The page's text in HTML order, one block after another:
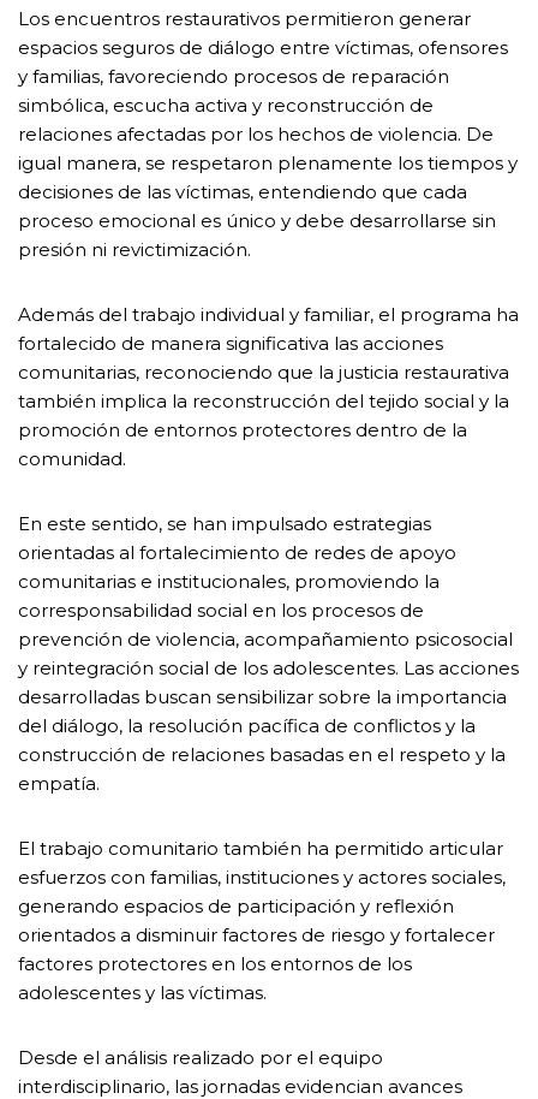
Los encuentros restaurativos permitieron generar
espacios seguros de diálogo entre víctimas, ofensores
y familias, favoreciendo procesos de reparación
simbólica, escucha activa y reconstrucción de
relaciones afectadas por los hechos de violencia. De
igual manera, se respetaron plenamente los tiempos y
decisiones de las víctimas, entendiendo que cada
proceso emocional es único y debe desarrollarse sin
presión ni revictimización.
Además del trabajo individual y familiar, el programa ha
fortalecido de manera significativa las acciones
comunitarias, reconociendo que la justicia restaurativa
también implica la reconstrucción del tejido social y la
promoción de entornos protectores dentro de la
comunidad.
En este sentido, se han impulsado estrategias
orientadas al fortalecimiento de redes de apoyo
comunitarias e institucionales, promoviendo la
corresponsabilidad social en los procesos de
prevención de violencia, acompañamiento psicosocial
y reintegración social de los adolescentes. Las acciones
desarrolladas buscan sensibilizar sobre la importancia
del diálogo, la resolución pacífica de conflictos y la
construcción de relaciones basadas en el respeto y la
empatía.
El trabajo comunitario también ha permitido articular
esfuerzos con familias, instituciones y actores sociales,
generando espacios de participación y reflexión
orientados a disminuir factores de riesgo y fortalecer
factores protectores en los entornos de los
adolescentes y las víctimas.
Desde el análisis realizado por el equipo
interdisciplinario, las jornadas evidencian avances